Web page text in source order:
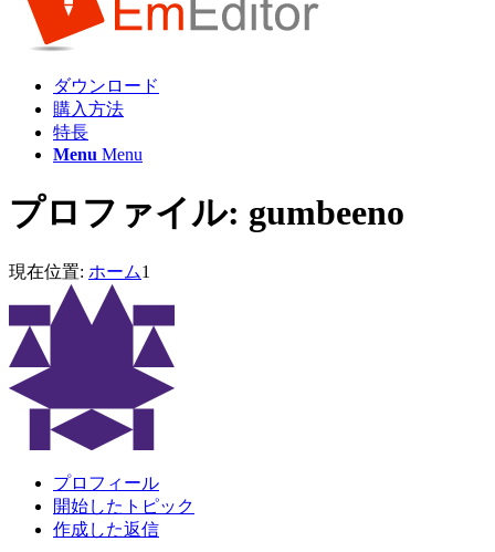
ダウンロード
購入方法
特長
Menu Menu
プロファイル: gumbeeno
現在位置: ホーム1
プロフィール
開始したトピック
作成した返信